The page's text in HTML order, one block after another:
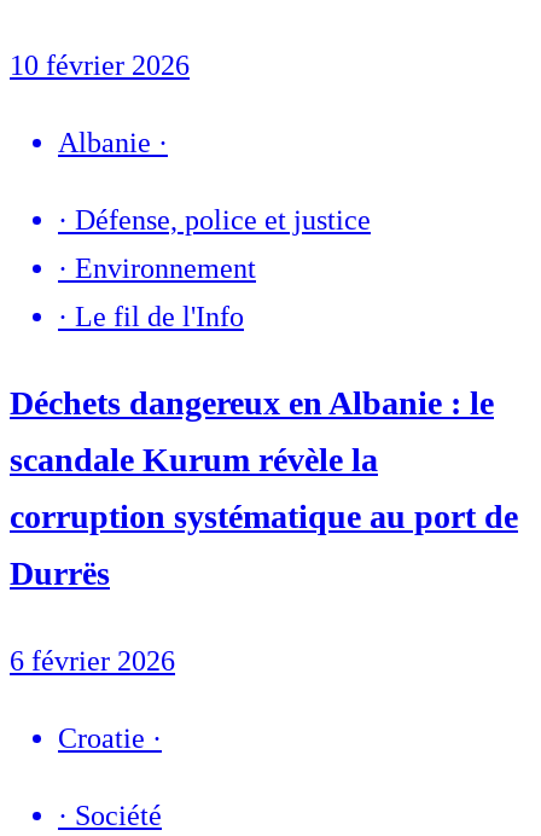
10 février 2026
Albanie ·
· Défense, police et justice
· Environnement
· Le fil de l'Info
Déchets dangereux en Albanie : le
scandale Kurum révèle la
corruption systématique au port de
Durrës
6 février 2026
Croatie ·
· Société